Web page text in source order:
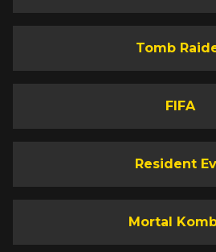
Tomb
FIFA
Resident
Mortal